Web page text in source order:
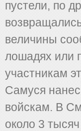
пустели, по
величины
лошадях или
участникам
Самуся
войскам. В
около 3